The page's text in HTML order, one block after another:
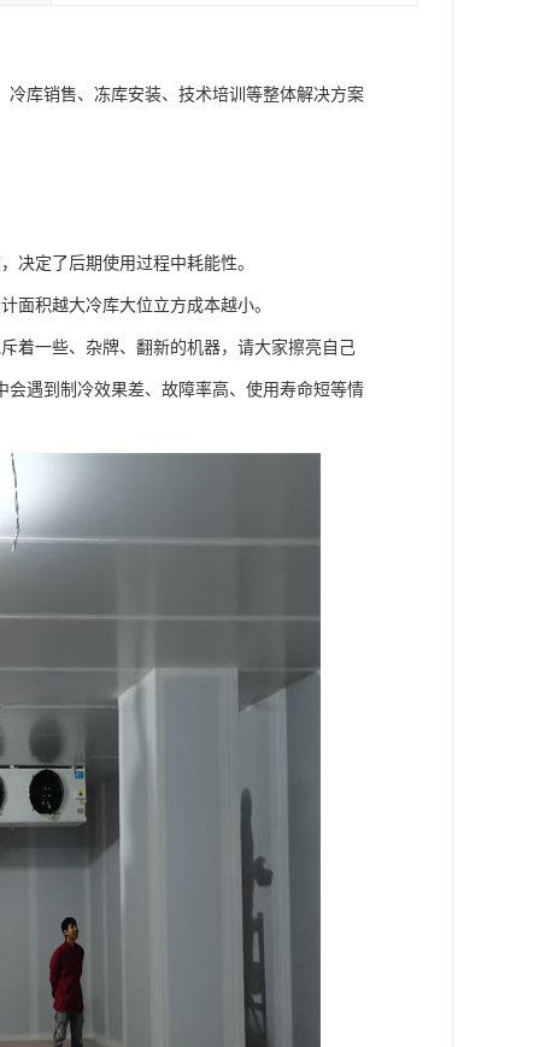
库销售、冻库安装、技术培训等整体解决方案
决定了后期使用过程中耗能性。
面积越大冷库大位立方成本越小。
着一些、杂牌、翻新的机器，请大家擦亮自己
遇到制冷效果差、故障率高、使用寿命短等情